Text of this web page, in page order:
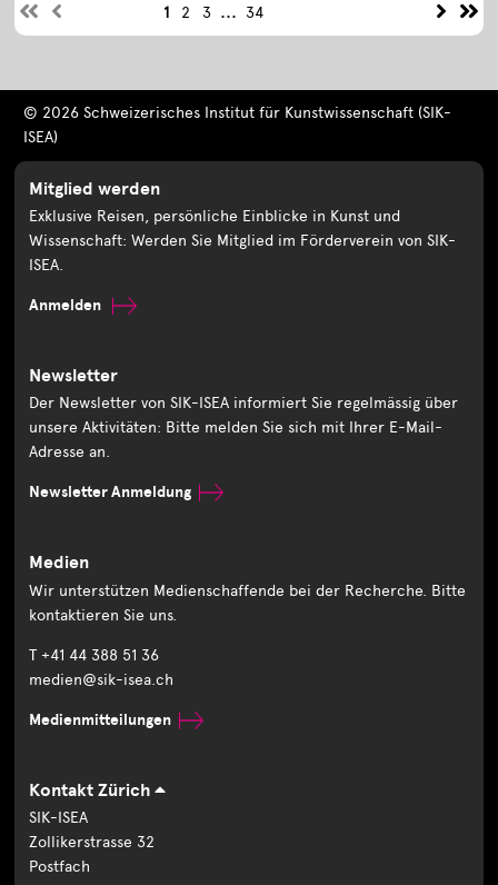
1 2 3 ... 34
© 2026 Schweizerisches Institut für Kunstwissenschaft (SIK-
ISEA)
Mitglied werden
Exklusive Reisen, persönliche Einblicke in Kunst und
Wissenschaft: Werden Sie Mitglied im Förderverein von SIK-
ISEA.
Anmelden
Newsletter
Der Newsletter von SIK-ISEA informiert Sie regelmässig über
unsere Aktivitäten: Bitte melden Sie sich mit Ihrer E-Mail-
Adresse an.
Newsletter Anmeldung
Medien
Wir unterstützen Medienschaffende bei der Recherche. Bitte
kontaktieren Sie uns.
T +41 44 388 51 36
medien@sik-isea.ch
Medienmitteilungen
Kontakt Zürich
SIK-ISEA
Zollikerstrasse 32
Postfach